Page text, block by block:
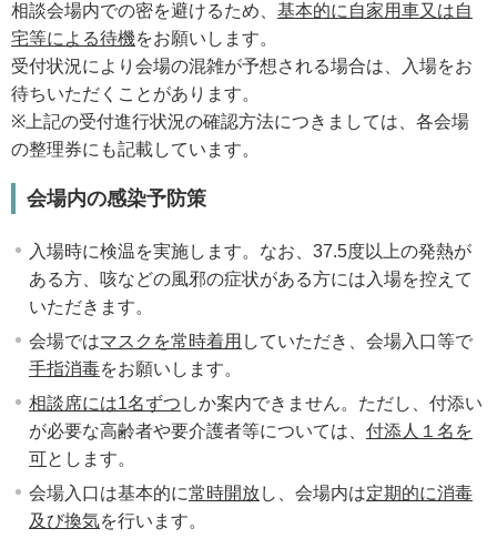
相談会場内での密を避けるため、 基本的に自家用車又は自
宅等による待機をお願いします。
受付状況により会場の混雑が予想される場合は、入場をお
待ちいただくことがあります。
※上記の受付進行状況の確認方法につきましては、各会場
の整理券にも記載しています。
会場内の感染予防策
入場時に検温を実施します。なお、37.5度以上の発熱が
ある方、咳などの風邪の症状がある方には入場を控えて
いただきます。
会場ではマスクを常時着用 していただき、会場入口等で
手指消毒をお願いします。
相談席には1名ずつ しか案内できません。ただし、付添い
が必要な高齢者や要介護者等については、 付添人１名を
可とします。
会場入口は基本的に常時開放し、会場内は定期的に消毒
及び換気を行います。